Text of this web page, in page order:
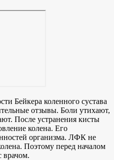
Бейкера коленного сустава
отзывы. Боли утихают,
После устранения кисты
колена. Его
организма. ЛФК не
Поэтому перед началом
врачом.